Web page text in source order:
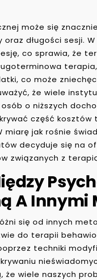
może się
długości sesji.
co sprawia, że
co może
że wiele
o niższych
część kosztów
miarę jak rośnie
decyduje się na
związanych z
A Innymi
się od innych
do terapii
techniki
że wiele naszych